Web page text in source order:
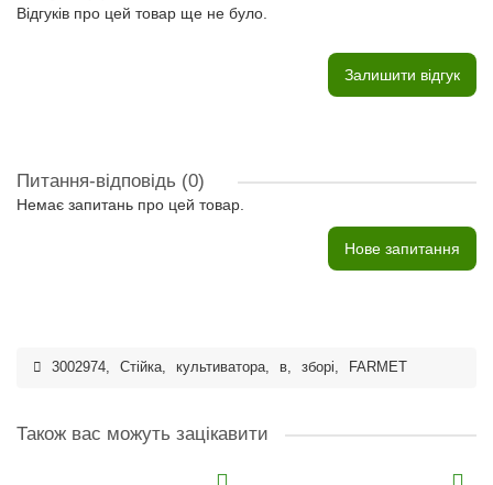
Відгуків про цей товар ще не було.
Залишити відгук
Питання-відповідь (0)
Немає запитань про цей товар.
Нове запитання
3002974, Стійка, культиватора, в, зборі, FARMET
Також вас можуть зацікавити